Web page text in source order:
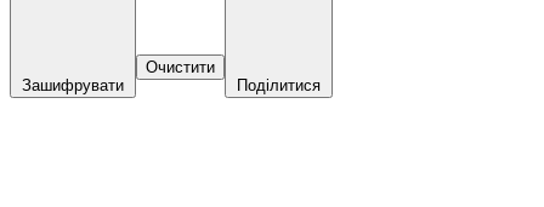
Зашифрувати
Очистити
Поділитися